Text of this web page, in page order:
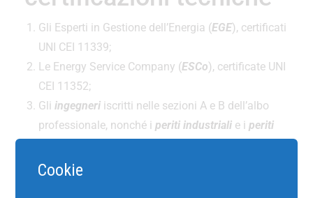
Gli Esperti in Gestione dell’Energia (EGE), certificati
UNI CEI 11339;
Le Energy Service Company (ESCo), certificate UNI
CEI 11352;
Gli ingegneri iscritti nelle sezioni A e B dell’albo
professionale, nonché i periti industriali e i periti
nelle sezioni “meccanica ed efficienza energetica”
Cookie